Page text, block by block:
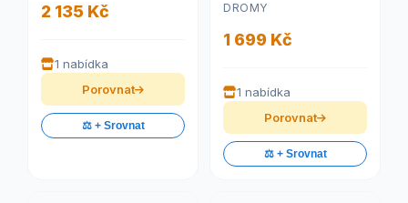
ŽALUDEK, PRO DOBRÉ
2 135 Kč
1 nabídka
Porovnat
⚖️ + Srovnat
VET .: 4 kg - 80 - 160
DENNÍCH DÁVEK)
DROMY
1 699 Kč
1 nabídka
Porovnat
⚖️ + Srovnat